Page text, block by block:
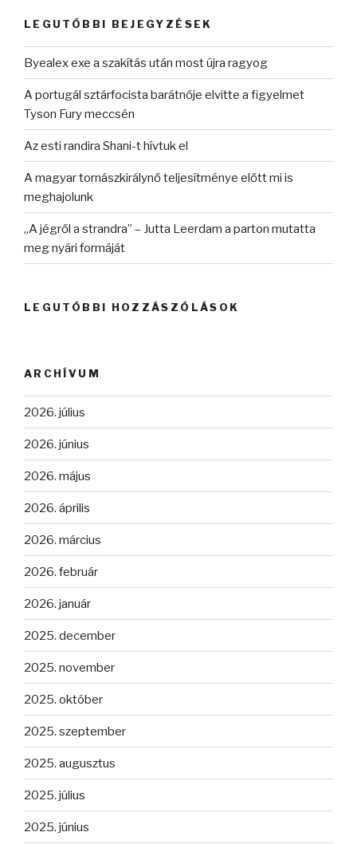
LEGUTÓBBI BEJEGYZÉSEK
Byealex exe a szakítás után most újra ragyog
A portugál sztárfocista barátnője elvitte a figyelmet
Tyson Fury meccsén
Az esti randira Shani-t hívtuk el
A magyar tornászkirálynő teljesítménye előtt mi is
meghajolunk
„A jégről a strandra” – Jutta Leerdam a parton mutatta
meg nyári formáját
LEGUTÓBBI HOZZÁSZÓLÁSOK
ARCHÍVUM
2026. július
2026. június
2026. május
2026. április
2026. március
2026. február
2026. január
2025. december
2025. november
2025. október
2025. szeptember
2025. augusztus
2025. július
2025. június